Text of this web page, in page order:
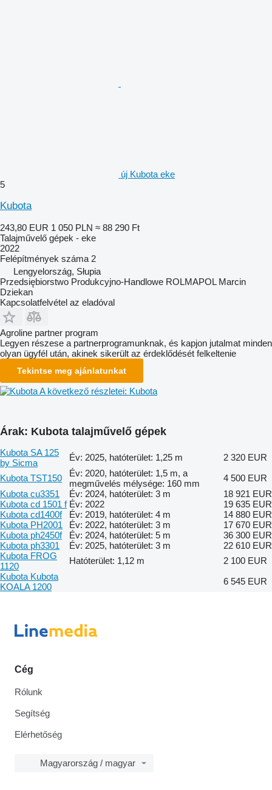
új Kubota eke
5
Kubota
243,80 EUR 1 050 PLN ≈ 88 290 Ft
Talajművelő gépek - eke
2022
Felépítmények száma 2
Lengyelország, Słupia
Przedsiębiorstwo Produkcyjno-Handlowe ROLMAPOL Marcin
Dziekan
Kapcsolatfelvétel az eladóval
Agroline partner program
Legyen részese a partnerprogramunknak, és kapjon jutalmat minden
olyan ügyfél után, akinek sikerült az érdeklődését felkeltenie
Tekintse meg ajánlatunkat
A következő részletei: Kubota
Árak: Kubota talajművelő gépek
Kubota SA 125
by Sicma
Év: 2025, hatóterület: 1,25 m
2 320 EUR
Kubota TST150
Év: 2020, hatóterület: 1,5 m, a
megművelés mélysége: 160 mm
4 500 EUR
Kubota cu3351
Év: 2024, hatóterület: 3 m
18 921 EUR
Kubota cd 1501 f Év: 2022
19 635 EUR
Kubota cd1400f
Év: 2019, hatóterület: 4 m
14 880 EUR
Kubota PH2001
Év: 2022, hatóterület: 3 m
17 670 EUR
Kubota ph2450f
Év: 2024, hatóterület: 5 m
36 300 EUR
Kubota ph3301
Év: 2025, hatóterület: 3 m
22 610 EUR
Kubota FROG
1120
Hatóterület: 1,12 m
2 100 EUR
Kubota Kubota
KOALA 1200
6 545 EUR
Cég
Rólunk
Segítség
Elérhetőség
Magyarország / magyar